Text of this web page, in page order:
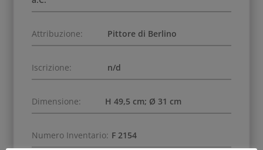
Attribuzione: Pittore di Berlino
Iscrizione: n/d
Dimensione: H 49,5 cm; Ø 31 cm
Numero Inventario: F 2154